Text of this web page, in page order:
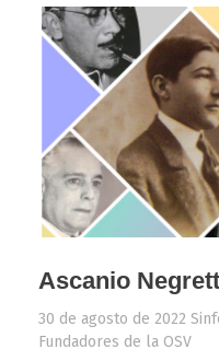
Ascanio
30 de agosto de 2022
Fundadores de la OSV